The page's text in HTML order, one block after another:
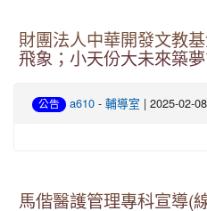
財團法人中華開發文教
飛象；小天份大未來築夢
公告 a610 - 輔導室 | 2025-02-
馬偕醫護管理專科宣導(